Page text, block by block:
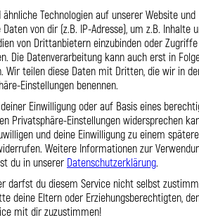
wie
HSN
jedes
wir
sagt:
oder ein Teilegutachten!
Fragen? Unser Team ist
per Telefon oder Mail für
Technologien auf unserer Website und
von dir (z.B. IP-Adresse), um z.B. Inhalte
von Drittanbietern einzubinden oder
Die Datenverarbeitung kann auch erst in
Wir teilen diese Daten mit Dritten, die wir in
Einstellungen benennen.
Einwilligung oder auf Basis eines
Privatsphäre-Einstellungen widersprechen
und deine Einwilligung zu einem
Weitere Informationen zur
du in unserer Datenschutzerklärung.
darfst du diesem Service nicht selbst
deine Eltern oder Erziehungsberechtigten,
mit dir zuzustimmen!